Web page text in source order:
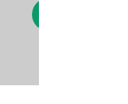
Нажимая